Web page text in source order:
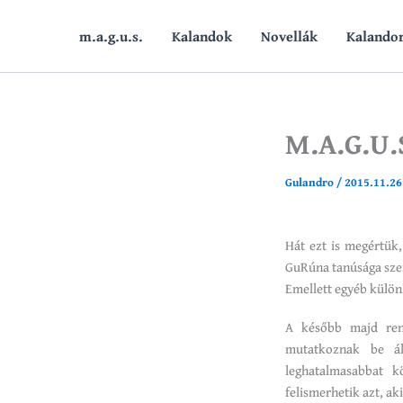
m.a.g.u.s. Kalandok Novellák
Gulandro/
Hát ezt is
GuRúna tanúsága
Emellett egyéb
A később majd
mutatkoznak be
felismerhetik azt,